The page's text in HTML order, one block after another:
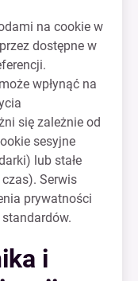
na cookie w
dostępne w
wpłynąć na
się zależnie od
sesyjne
lub stałe
Serwis
prywatności
i